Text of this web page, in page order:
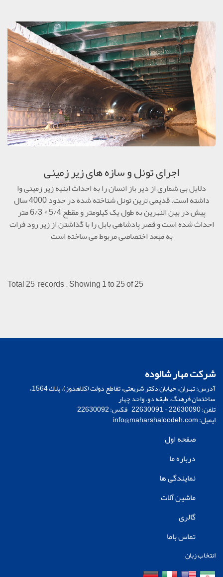
اجرای تونل و سازه های زیر زمینی
دلایل بی شماری از دیر باز انسان را به احداث ابنیه زیر زمینی وا
داشته است. قدیمی ترین تونل شناخته شده در حدود 4000 سال
پیش در بین النهرین به طول یک کیلومتر و مقطع 5/4 * 6/3 متر
احداث شده است و قصر پادشاهی بابل را با گذاشتن از زیر رود فرات
به مبعد اختصاصی مربوط می ساخته است
Total 25 records . Showing 1 to 25 of 25
شرکت مهار شالوده
آدرس: تهـران، خيابان دكتر شريعتی، تقاطع دولت (كلاهدوز)، پلاك 1564،
ساختمان فرهنگ، طبقه دو، واحد چهار
تلفن: 22630090 - 22630091 فکس: 22630092
ایمیل:info@maharshaloodeh.com
صفحه اول
درباره ما
نمایندگی ها
ماشین آلات
گالری
تماس باما
انتخاب زبان